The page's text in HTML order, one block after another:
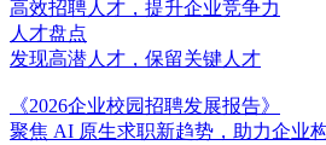
高效招聘人才，提升企业竞争力
人才盘点
发现高潜人才，保留关键人才
《2026企业校园招聘发展报告》
聚焦 AI 原生求职新趋势，助力企业